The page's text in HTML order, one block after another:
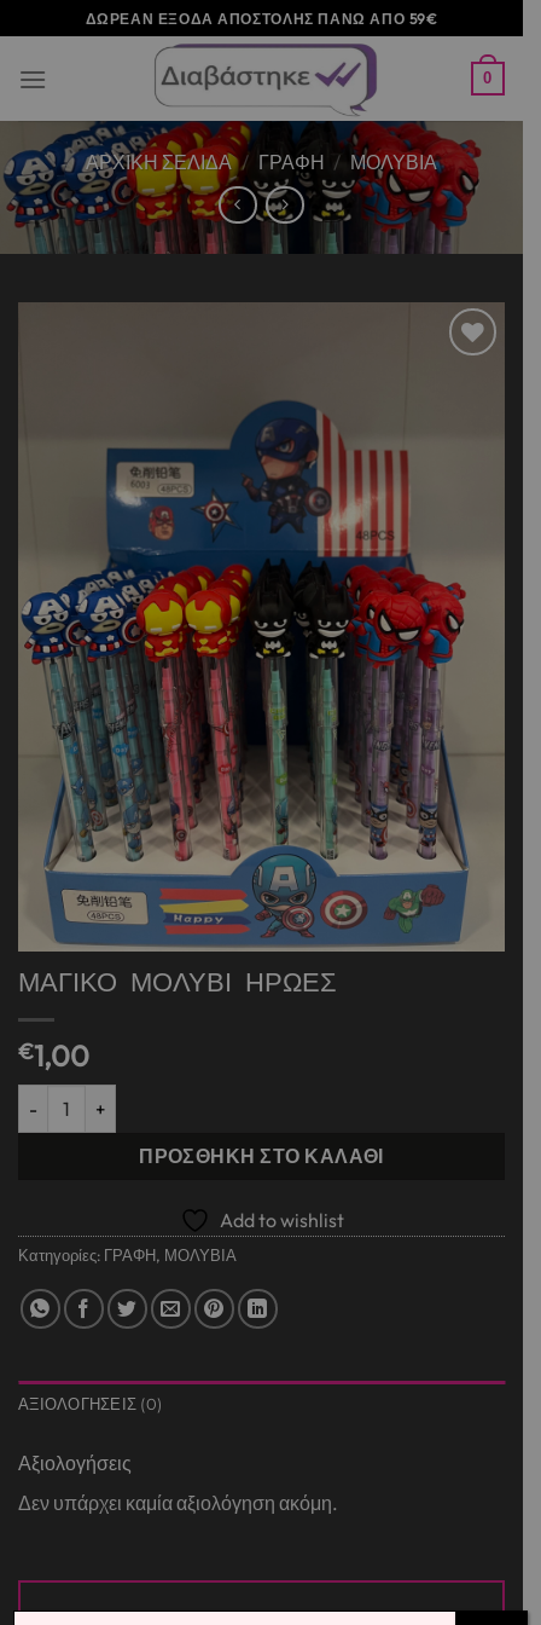
στο
περιεχόμενο
ΔΩΡΕΑΝ ΕΞΟΔΑ ΑΠΟΣΤΟΛΗΣ ΠΑΝΩ ΑΠΟ 59€
0
ΑΡΧΙΚΉ ΣΕΛΊΔΑ / ΓΡΑΦΗ / ΜΟΛΥΒΙΑ
ΜΑΓΙΚΟ ΜΟΛΥΒΙ ΗΡΩΕΣ
€1,00
ΜΑΓΙΚΟ ΜΟΛΥΒΙ ΗΡΩΕΣ ποσότητα
ΠΡΟΣΘΉΚΗ ΣΤΟ ΚΑΛΆΘΙ
Add to wishlist
Κατηγορίες: ΓΡΑΦΗ, ΜΟΛΥΒΙΑ
ΑΞΙΟΛΟΓΉΣΕΙΣ (0)
Αξιολογήσεις
Δεν υπάρχει καμία αξιολόγηση ακόμη.